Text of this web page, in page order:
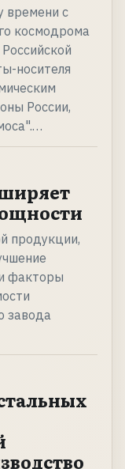
времени с
космодрома
носителя
России,
продукции,
факторы
завода